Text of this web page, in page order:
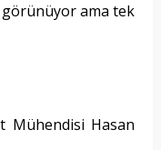
ama tek
Mühendisi Hasan